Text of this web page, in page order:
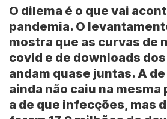
O dilema é o que vai
pandemia. O
mostra que as curvas de
covid e de downloads
andam quase juntas. A
ainda não caiu na mesma
a de que infecções, mas